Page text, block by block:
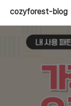
cozyforest-blog